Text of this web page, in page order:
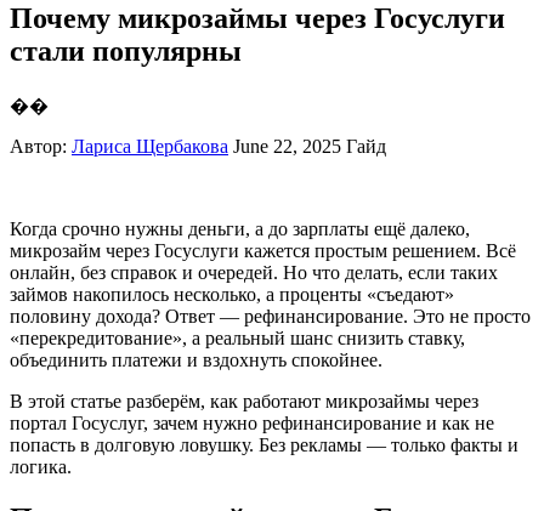
Почему микрозаймы через Госуслуги
стали популярны
��
Автор: Лариса Щербакова June 22, 2025 Гайд
Когда срочно нужны деньги, а до зарплаты ещё далеко,
микрозайм через Госуслуги кажется простым решением. Всё
онлайн, без справок и очередей. Но что делать, если таких
займов накопилось несколько, а проценты «съедают»
половину дохода? Ответ — рефинансирование. Это не просто
«перекредитование», а реальный шанс снизить ставку,
объединить платежи и вздохнуть спокойнее.
В этой статье разберём, как работают микрозаймы через
портал Госуслуг, зачем нужно рефинансирование и как не
попасть в долговую ловушку. Без рекламы — только факты и
логика.